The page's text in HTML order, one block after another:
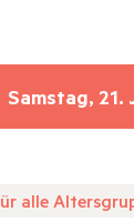
Samstag, 21.
alle